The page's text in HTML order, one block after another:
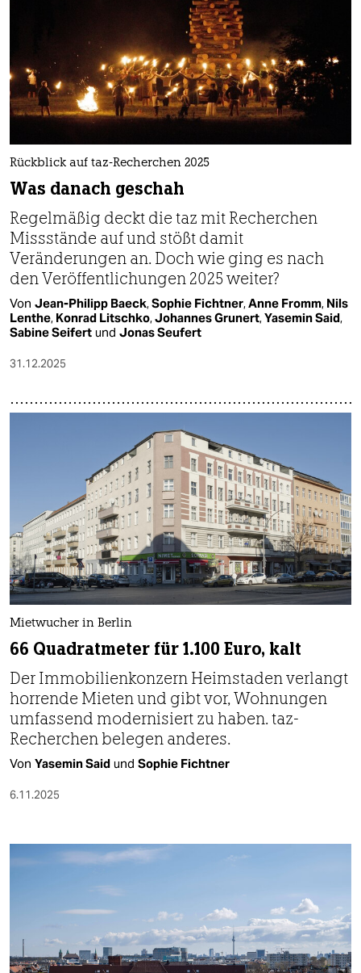
Rückblick auf taz-Recherchen 2025
Was danach geschah
Regelmäßig deckt die taz mit Recherchen
Missstände auf und stößt damit
Veränderungen an. Doch wie ging es nach
den Veröffentlichungen 2025 weiter?
Von Jean-Philipp Baeck,Sophie Fichtner,Anne Fromm, Nils
Lenthe, Konrad Litschko,Johannes Grunert,Yasemin Said,
Sabine Seifert und Jonas Seufert
31.12.2025
Mietwucher in Berlin
66 Quadratmeter für 1.100 Euro, kalt
Der Immobilienkonzern Heimstaden verlangt
horrende Mieten und gibt vor, Wohnungen
umfassend modernisiert zu haben. taz-
Recherchen belegen anderes.
Von Yasemin Said und Sophie Fichtner
6.11.2025